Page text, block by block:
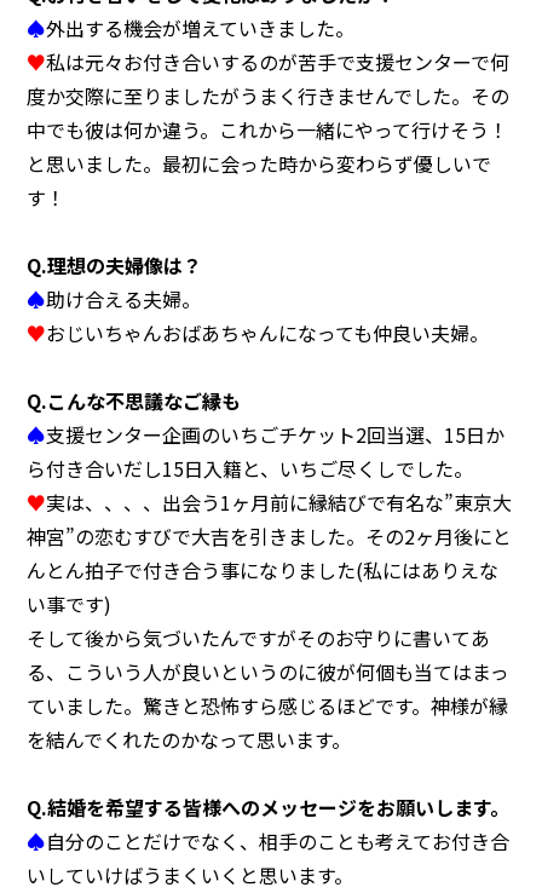
♠外出する機会が増えていきました。
♥私は元々お付き合いするのが苦手で支援センターで何
度か交際に至りましたがうまく行きませんでした。その
中でも彼は何か違う。これから一緒にやって行けそう！
と思いました。最初に会った時から変わらず優しいで
す！
Q.理想の夫婦像は？
♠助け合える夫婦。
♥おじいちゃんおばあちゃんになっても仲良い夫婦。
Q.こんな不思議なご縁も
♠支援センター企画のいちごチケット2回当選、15日か
ら付き合いだし15日入籍と、いちご尽くしでした。
♥実は、、、、出会う1ヶ月前に縁結びで有名な”東京大
神宮”の恋むすびで大吉を引きました。その2ヶ月後にと
んとん拍子で付き合う事になりました(私にはありえな
い事です)
そして後から気づいたんですがそのお守りに書いてあ
る、こういう人が良いというのに彼が何個も当てはまっ
ていました。驚きと恐怖すら感じるほどです。神様が縁
を結んでくれたのかなって思います。
Q.結婚を希望する皆様へのメッセージをお願いします。
♠自分のことだけでなく、相手のことも考えてお付き合
いしていけばうまくいくと思います。